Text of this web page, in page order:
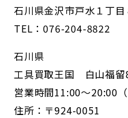
石川県金沢市戸水１丁
TEL：076-204-8822
石川県
工具買取王国 白山福留
営業時間11:00～20:00（
住所：〒924-0051